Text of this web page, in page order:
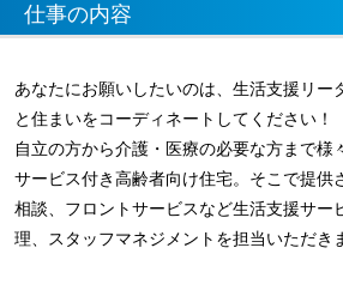
仕事の内容
あなたにお願いしたいのは、生活支援リー
と住まいをコーディネートしてください！
自立の方から介護・医療の必要な方まで様
サービス付き高齢者向け住宅。そこで提供
相談、フロントサービスなど生活支援サー
理、スタッフマネジメントを担当いただき